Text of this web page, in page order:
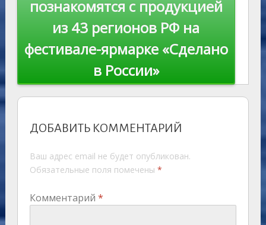
познакомятся с продукцией
из 43 регионов РФ на
фестивале-ярмарке «Сделано
в России»
ДОБАВИТЬ КОММЕНТАРИЙ
Ваш адрес email не будет опубликован.
Обязательные поля помечены *
Комментарий *